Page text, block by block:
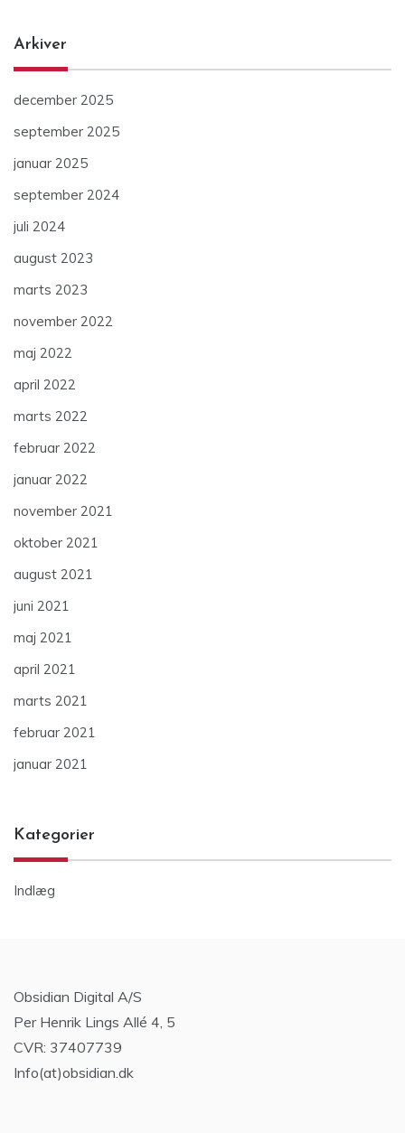
Arkiver
december 2025
september 2025
januar 2025
september 2024
juli 2024
august 2023
marts 2023
november 2022
maj 2022
april 2022
marts 2022
februar 2022
januar 2022
november 2021
oktober 2021
august 2021
juni 2021
maj 2021
april 2021
marts 2021
februar 2021
januar 2021
Kategorier
Indlæg
Obsidian Digital A/S
Per Henrik Lings Allé 4, 5
CVR: 37407739
Info(at)obsidian.dk